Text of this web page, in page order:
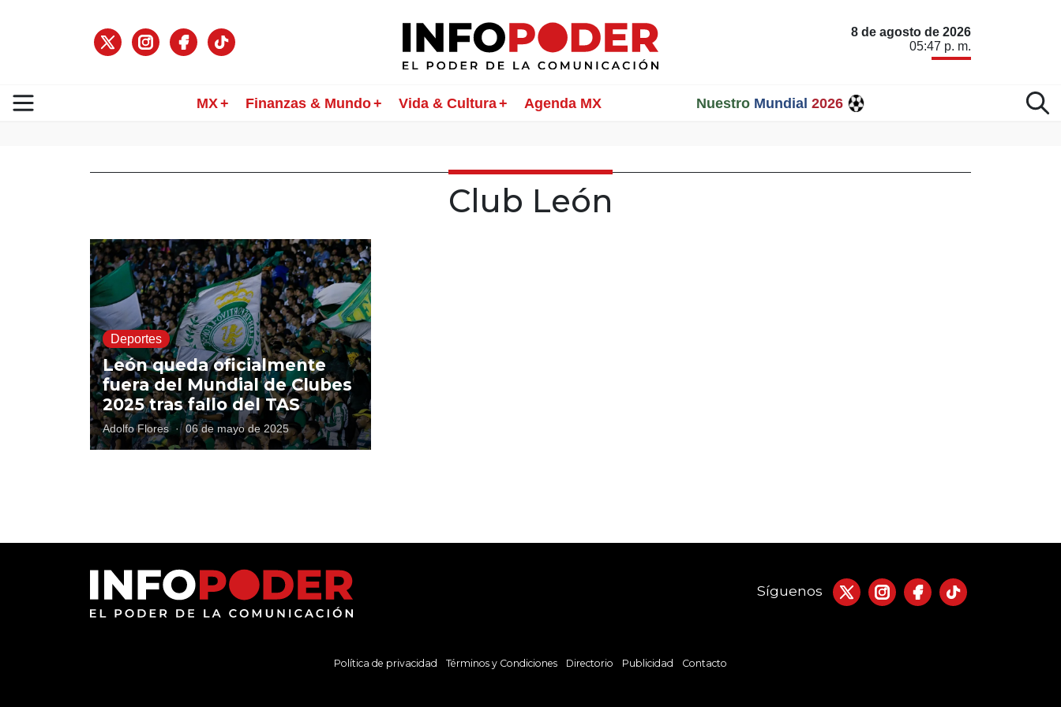
8 de agosto de 2026
05:47 p. m.
MX Finanzas & Mundo Vida & Cultura Agenda MX Nuestro Mundial 2026
Club León
Deportes
León queda oficialmente
fuera del Mundial de Clubes
2025 tras fallo del TAS
Adolfo Flores · 06 de mayo de 2025
Síguenos
Política de privacidad Términos y Condiciones Directorio Publicidad Contacto